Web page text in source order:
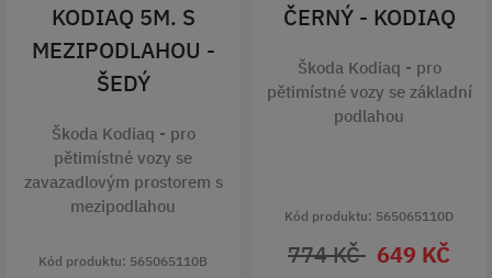
KODIAQ 5M. S
MEZIPODLAHOU -
ŠEDÝ
Škoda Kodiaq - pro
pětimístné vozy se
zavazadlovým prostorem s
mezipodlahou
Kód produktu: 565065110B
ČERNÝ - KODIAQ
Škoda Kodiaq - pro
pětimístné vozy se základní
podlahou
Kód produktu: 565065110D
774 KČ 649 KČ